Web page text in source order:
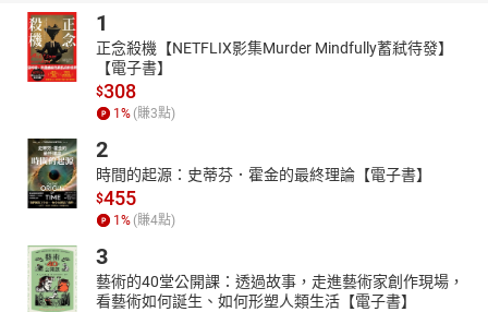
讀者：林涵柔）
唐香燕 一九七九，動盪美麗島：側記唐文標（朗讀者：林涵柔）
唐香燕 心內彈琵琶──回憶蘇慶黎和蘇媽媽蕭不纏（朗讀者：林涵
陳勤口述 天空在屋頂的那一端 （朗讀者：林涵柔）
藍博洲 歐巴桑（朗讀者：林涵柔）
蔡烈光 陳年往事話朱家［節選］（朗讀者：林涵柔）
吳俊宏 永不開花的枯葦（朗讀者：蕭定睿）
音樂版權
Story blocks
1
正念殺機【NETFLIX影集Murder Mindfully蓄弒待發】
【電子書】
$308
1 % (賺3點)
2
時間的起源：史蒂芬．霍金的最終理論【電子書】
$455
1 % (賺4點)
3
藝術的40堂公開課：透過故事，走進藝術家創作現場，
看藝術如何誕生、如何形塑人類生活【電子書】